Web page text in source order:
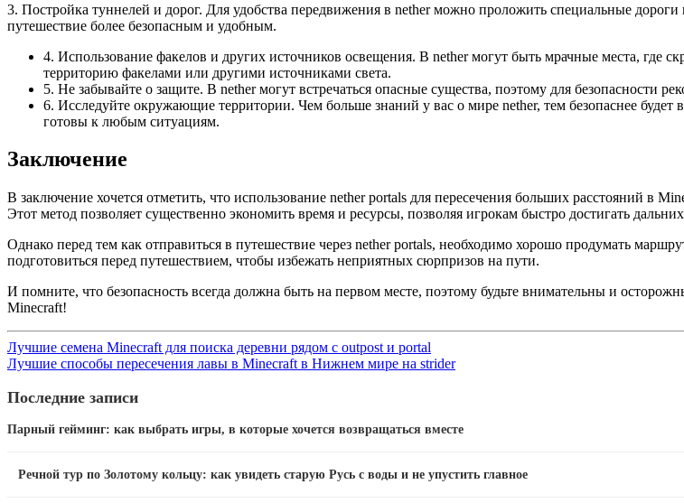
3. Постройка туннелей и дорог. Для удобства передвижения в nether можно проложить специальные
путешествие более безопасным и удобным.
4. Использование факелов и других источников освещения. В nether могут быть мрачные места, где
территорию факелами или другими источниками света.
5. Не забывайте о защите. В nether могут встречаться опасные существа, поэтому для безопасности
6. Исследуйте окружающие территории. Чем больше знаний у вас о мире nether, тем безопаснее
готовы к любым ситуациям.
Заключение
В заключение хочется отметить, что использование nether portals для пересечения больших расстояний в
Этот метод позволяет существенно экономить время и ресурсы, позволяя игрокам быстро достигать
Однако перед тем как отправиться в путешествие через nether portals, необходимо хорошо продумать
подготовиться перед путешествием, чтобы избежать неприятных сюрпризов на пути.
И помните, что безопасность всегда должна быть на первом месте, поэтому будьте внимательны и
Minecraft!
Лучшие семена Minecraft для поиска деревни рядом с outpost и portal
Лучшие способы пересечения лавы в Minecraft в Нижнем мире на strider
Последние записи
Парный гейминг: как выбрать игры, в которые хочется возвращаться вместе
Речной тур по Золотому кольцу: как увидеть старую Русь с воды и не упустить главное